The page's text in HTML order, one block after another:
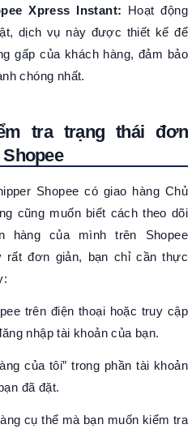
Xpress Instant: Hoạt động
dịch vụ này được thiết kế để
gấp của khách hàng, đảm bảo
chóng nhất.
tra trạng thái đơn
Shopee
Shopee có giao hàng Chủ
cũng muốn biết cách theo dõi
hàng của mình trên Shopee
rất đơn giản, bạn chỉ cần thực
trên điện thoại hoặc truy cập
nhập tài khoản của bạn.
của tôi” trong phần tài khoản
đã đặt.
cụ thể mà bạn muốn kiểm tra